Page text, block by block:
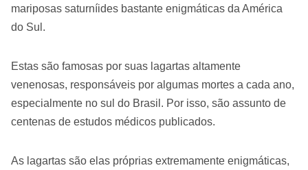
mariposas saturníides bastante enigmáticas da América
do Sul.
Estas são famosas por suas lagartas altamente
venenosas, responsáveis ​​por algumas mortes a cada ano,
especialmente no sul do Brasil. Por isso, são assunto de
centenas de estudos médicos publicados.
As lagartas são elas próprias extremamente enigmáticas,